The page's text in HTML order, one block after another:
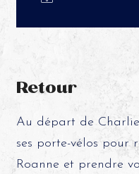
Retour
Au départ de
ses porte-vélos
Roanne et prendre